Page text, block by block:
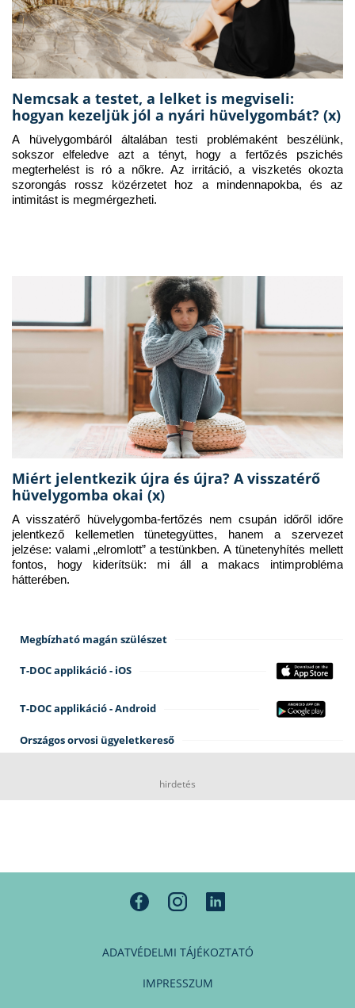
Nemcsak a testet, a lelket is megviseli:
hogyan kezeljük jól a nyári hüvelygombát? (x)
A hüvelygombáról általában testi problémaként beszélünk,
sokszor elfeledve azt a tényt, hogy a fertőzés pszichés
megterhelést is ró a nőkre. Az irritáció, a viszketés okozta
szorongás rossz közérzetet hoz a mindennapokba, és az
intimitást is megmérgezheti.
Miért jelentkezik újra és újra? A visszatérő
hüvelygomba okai (x)
A visszatérő hüvelygomba-fertőzés nem csupán időről időre
jelentkező kellemetlen tünetegyüttes, hanem a szervezet
jelzése: valami „elromlott” a testünkben. A tünetenyhítés mellett
fontos, hogy kiderítsük: mi áll a makacs intimprobléma
hátterében.
Megbízható magán szülészet
T-DOC applikáció - iOS
T-DOC applikáció - Android
Országos orvosi ügyeletkereső
hirdetés
ADATVÉDELMI TÁJÉKOZTATÓ
IMPRESSZUM